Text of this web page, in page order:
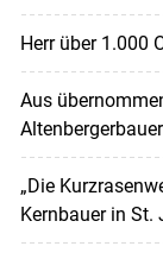
Herr über 1.000
Aus
„Die
Kernbauer in St.